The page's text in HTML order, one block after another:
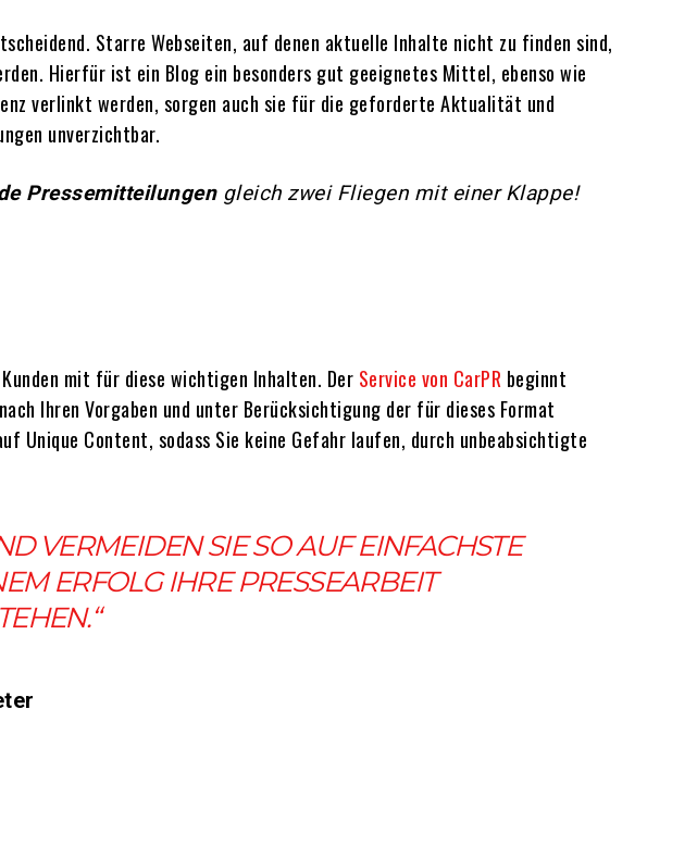
Starre Webseiten, auf denen aktuelle Inhalte nicht zu finden sind,
Hierfür ist ein Blog ein besonders gut geeignetes Mittel, ebenso wie
verlinkt werden, sorgen auch sie für die geforderte Aktualität und
unverzichtbar.
Pressemitteilungengleich zwei Fliegen mit einer Klappe!
mit für diese wichtigen Inhalten. Der Service von CarPR beginnt
Ihren Vorgaben und unter Berücksichtigung der für dieses Format
Content, sodass Sie keine Gefahr laufen, durch unbeabsichtigte
VERMEIDEN SIE SO AUF EINFACHSTE
ERFOLG IHRE PRESSEARBEIT